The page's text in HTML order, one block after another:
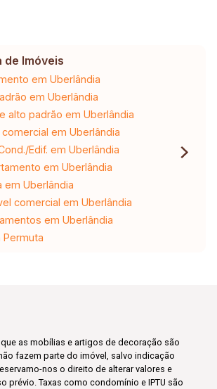
de Imóveis
em Uberlândia
em Uberlândia
alto padrão em Uberlândia
em Uberlândia
Edif. em Uberlândia
em Uberlândia
em Uberlândia
comercial em Uberlândia
em Uberlândia
as mobílias e artigos de decoração são
fazem parte do imóvel, salvo indicação
nos o direito de alterar valores e
prévio. Taxas como condomínio e IPTU são